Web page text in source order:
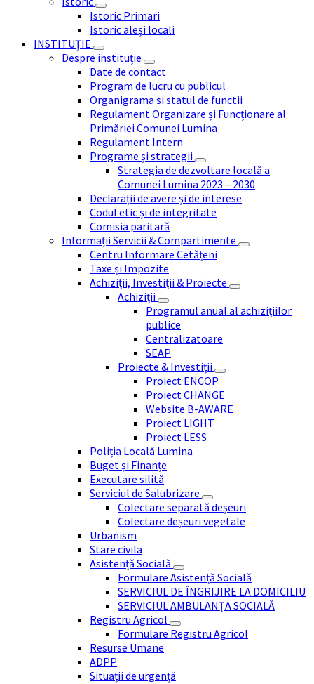
Istoric Primari
Istoric aleși locali
INSTITUȚIE
Despre instituție
Date de contact
Program de lucru cu publicul
Organigrama si statul de functii
Regulament Organizare și Funcționare al
Primăriei Comunei Lumina
Regulament Intern
Programe și strategii
Strategia de dezvoltare locală a
Comunei Lumina 2023 – 2030
Declarații de avere și de interese
Codul etic și de integritate
Comisia paritară
Informații Servicii & Compartimente
Centru Informare Cetățeni
Taxe și Impozite
Achiziții, Investiții & Proiecte
Achiziții
Programul anual al achizițiilor
publice
Centralizatoare
SEAP
Proiecte & Investiții
Proiect ENCOP
Proiect CHANGE
Website B-AWARE
Proiect LIGHT
Proiect LESS
Poliția Locală Lumina
Buget și Finanțe
Executare silită
Serviciul de Salubrizare
Colectare separată deșeuri
Colectare deșeuri vegetale
Urbanism
Stare civila
Asistență Socială
Formulare Asistență Socială
SERVICIUL DE ÎNGRIJIRE LA DOMICILIU
SERVICIUL AMBULANȚA SOCIALĂ
Registru Agricol
Formulare Registru Agricol
Resurse Umane
ADPP
Situații de urgență